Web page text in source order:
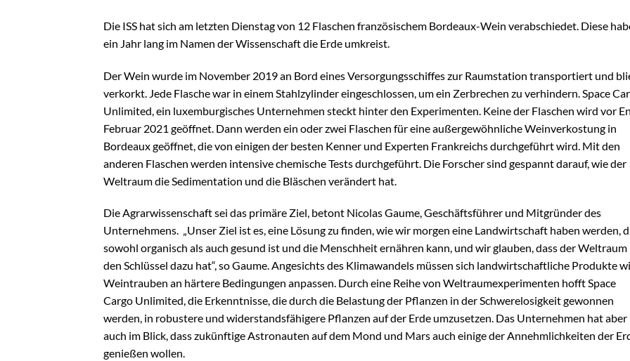
Die ISS hat sich am letzten Dienstag von 12 Flaschen französischem Bordeaux-Wein verabschiedet. Diese
ein Jahr lang im Namen der Wissenschaft die Erde umkreist.
Der Wein wurde im November 2019 an Bord eines Versorgungsschiffes zur Raumstation transportiert und
verkorkt. Jede Flasche war in einem Stahlzylinder eingeschlossen, um ein Zerbrechen zu verhindern. Space
Unlimited, ein luxemburgisches Unternehmen steckt hinter den Experimenten. Keine der Flaschen wird vor
Februar 2021 geöffnet. Dann werden ein oder zwei Flaschen für eine außergewöhnliche Weinverkostung in
Bordeaux geöffnet, die von einigen der besten Kenner und Experten Frankreichs durchgeführt wird. Mit den
anderen Flaschen werden intensive chemische Tests durchgeführt. Die Forscher sind gespannt darauf, wie der
Weltraum die Sedimentation und die Bläschen verändert hat.
Die Agrarwissenschaft sei das primäre Ziel, betont Nicolas Gaume, Geschäftsführer und Mitgründer des
Unternehmens. „Unser Ziel ist es, eine Lösung zu finden, wie wir morgen eine Landwirtschaft haben werden,
sowohl organisch als auch gesund ist und die Menschheit ernähren kann, und wir glauben, dass der Weltraum
den Schlüssel dazu hat“, so Gaume. Angesichts des Klimawandels müssen sich landwirtschaftliche Produkte
Weintrauben an härtere Bedingungen anpassen. Durch eine Reihe von Weltraumexperimenten hofft Space
Cargo Unlimited, die Erkenntnisse, die durch die Belastung der Pflanzen in der Schwerelosigkeit gewonnen
werden, in robustere und widerstandsfähigere Pflanzen auf der Erde umzusetzen. Das Unternehmen hat aber
auch im Blick, dass zukünftige Astronauten auf dem Mond und Mars auch einige der Annehmlichkeiten der
genießen wollen.